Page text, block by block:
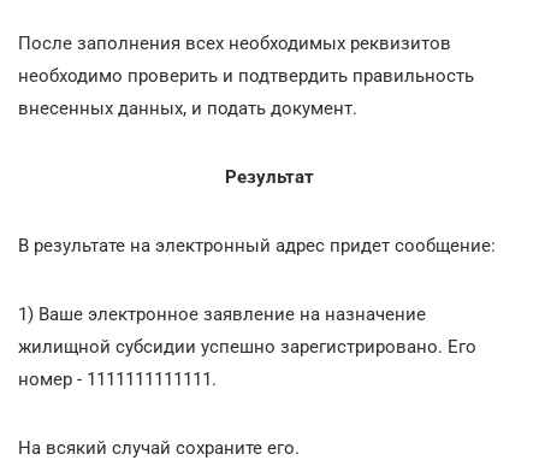
После заполнения всех необходимых реквизитов
необходимо проверить и подтвердить правильность
внесенных данных, и подать документ.
Результат
В результате на электронный адрес придет сообщение:
1) Ваше электронное заявление на назначение
жилищной субсидии успешно зарегистрировано. Его
номер - 1111111111111.
На всякий случай сохраните его.